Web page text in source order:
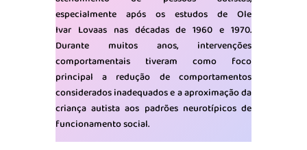
especialmente após os estudos de Ole
Ivar Lovaas nas décadas de 1960 e 1970.
Durante muitos anos, intervenções
comportamentais tiveram como foco
principal a redução de comportamentos
considerados inadequados e a aproximação da
criança autista aos padrões neurotípicos de
funcionamento social.